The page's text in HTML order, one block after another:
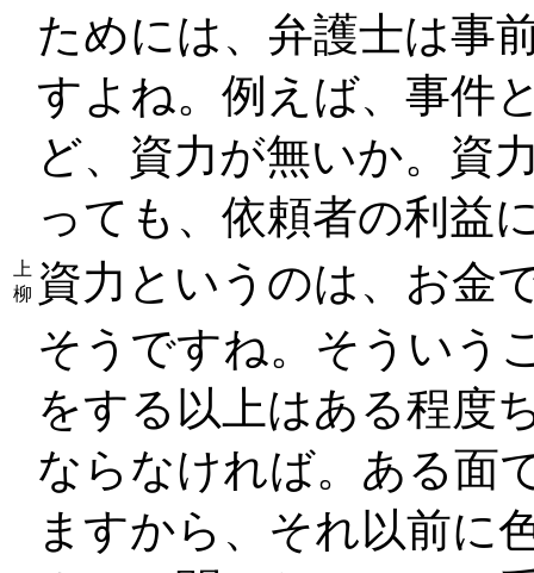
ためには、弁護士は事
すよね。例えば、事件
ど、資力が無いか。資
っても、依頼者の利益
上
柳 資力というのは、お金
そうですね。そういう
をする以上はある程度
ならなければ。ある面
ますから、それ以前に